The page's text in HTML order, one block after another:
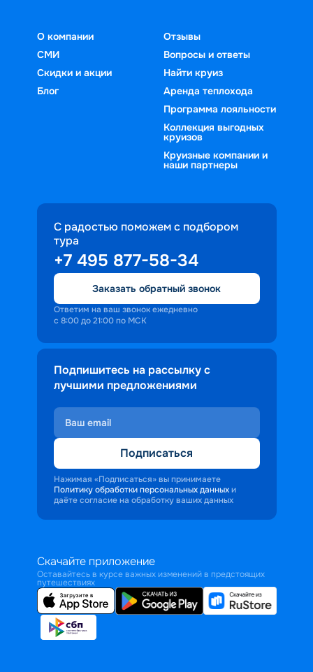
О компании
СМИ
Скидки и акции
Блог
Отзывы
Вопросы и ответы
Найти круиз
Аренда теплохода
Программа лояльности
Коллекция выгодных
круизов
Круизные компании и
наши партнеры
С радостью поможем с подбором
тура
+7 495 877-58-34
Заказать обратный звонок
Ответим на ваш звонок ежедневно
с 8:00 до 21:00 по МСК
Подпишитесь на рассылку с
лучшими предложениями
Подписаться
Нажимая «Подписаться» вы принимаете
Политику обработки персональных данных и
даёте согласие на обработку ваших данных
Скачайте приложение
Оставайтесь в курсе важных изменений в предстоящих
путешествиях